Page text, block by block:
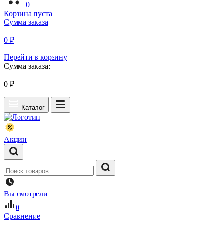
0
Корзина пуста
Сумма заказа
0 ₽
Перейти в корзину
Сумма заказа:
0 ₽
Каталог
Акции
Вы смотрели
0
Сравнение